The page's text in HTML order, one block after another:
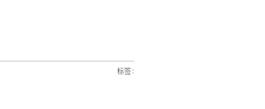
标签: